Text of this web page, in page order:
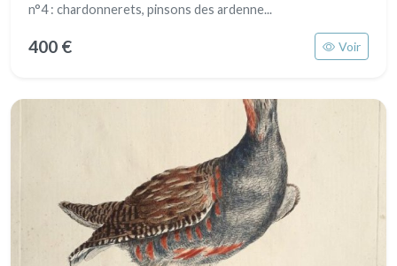
n°4 : chardonnerets, pinsons des ardenne...
400 € Voir